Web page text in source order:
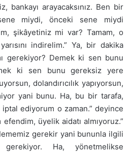
bankayı arayacaksınız. Ben bir
miydi, önceki sene miydi
şikâyetiniz mi var? Tamam, o
indirelim.” Ya, bir dakika
gerekiyor? Demek ki sen bunu
ki sen bunu gereksiz yere
dolandırıcılık yapıyorsun,
yani bunu. Ha, bu bir tarafa,
iptal ediyorum o zaman.” deyince
üyelik aidatı almıyoruz.”
gerekir yani bununla ilgili
gerekiyor. Ha, yönetmelikse